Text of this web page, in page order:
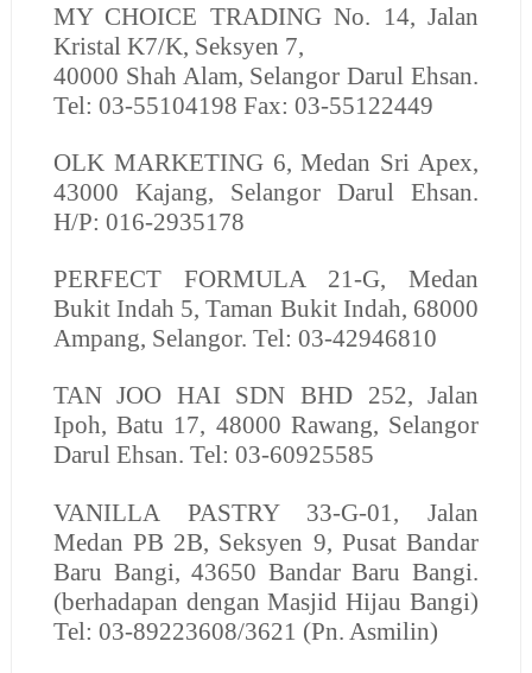
MY CHOICE TRADINGNo. 14, Jalan
Kristal K7/K, Seksyen 7,
40000 Shah Alam, Selangor Darul Ehsan.
Tel: 03-55104198 Fax: 03-55122449
OLK MARKETING6, Medan Sri Apex,
43000 Kajang, Selangor Darul Ehsan.
H/P: 016-2935178
PERFECT FORMULA21-G, Medan
Bukit Indah 5, Taman Bukit Indah, 68000
Ampang, Selangor. Tel: 03-42946810
TAN JOO HAI SDN BHD 252, Jalan
Ipoh, Batu 17, 48000 Rawang, Selangor
Darul Ehsan. Tel: 03-60925585
VANILLA PASTRY 33-G-01, Jalan
Medan PB 2B, Seksyen 9, Pusat Bandar
Baru Bangi, 43650 Bandar Baru Bangi.
(berhadapan dengan Masjid Hijau Bangi)
Tel: 03-89223608/3621 (Pn. Asmilin)